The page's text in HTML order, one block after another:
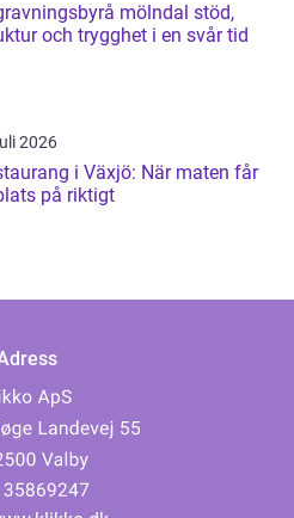
mölndal stöd,
och trygghet i en svår tid
2026
i Växjö: När maten får
på riktigt